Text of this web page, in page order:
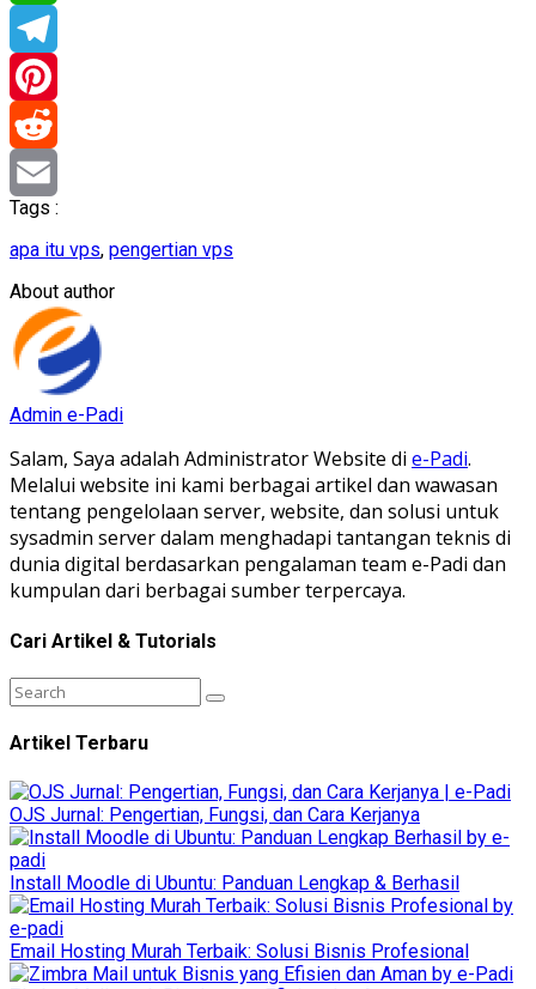
WhatsApp
Telegram
Pinterest
Reddit
Email
Tags :
apa itu vps, pengertian vps
About author
Admin e-Padi
Salam, Saya adalah Administrator Website di e-Padi.
Melalui website ini kami berbagai artikel dan wawasan
tentang pengelolaan server, website, dan solusi untuk
sysadmin server dalam menghadapi tantangan teknis di
dunia digital berdasarkan pengalaman team e-Padi dan
kumpulan dari berbagai sumber terpercaya.
Cari Artikel & Tutorials
Artikel Terbaru
OJS Jurnal: Pengertian, Fungsi, dan Cara Kerjanya
Install Moodle di Ubuntu: Panduan Lengkap & Berhasil
Email Hosting Murah Terbaik: Solusi Bisnis Profesional